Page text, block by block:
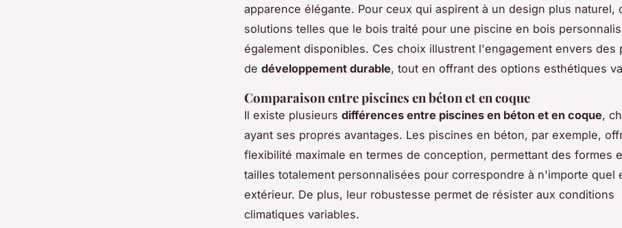
apparence élégante. Pour ceux qui aspirent à un design plus naturel,
solutions telles que le bois traité pour une piscine en bois
également disponibles. Ces choix illustrent l'engagement envers des
de développement durable, tout en offrant des options esthétiques
Comparaison entre piscines en béton et en coque
Il existe plusieurs différences entre piscines en béton et en coque,
ayant ses propres avantages. Les piscines en béton, par exemple,
flexibilité maximale en termes de conception, permettant des formes
tailles totalement personnalisées pour correspondre à n'importe quel
extérieur. De plus, leur robustesse permet de résister aux conditions
climatiques variables.